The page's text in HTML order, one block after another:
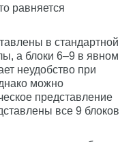
равняется
в стандартной
а блоки 6–9 в явном
неудобство при
можно
представление
все 9 блоков